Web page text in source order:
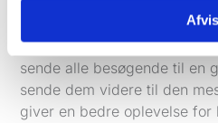
Afvis
tydeligt viser ydelser, byer
Hvis du tilbyder VVS i flere
sende alle besøgende til en
sende dem videre til den
giver en bedre oplevelse